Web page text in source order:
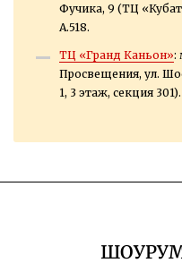
Фучика, 9 (ТЦ
А.518.
ТЦ «Гранд Каньон»:
Просвещения, ул.
1, 3 этаж, секция 301).
ШОУРУМ